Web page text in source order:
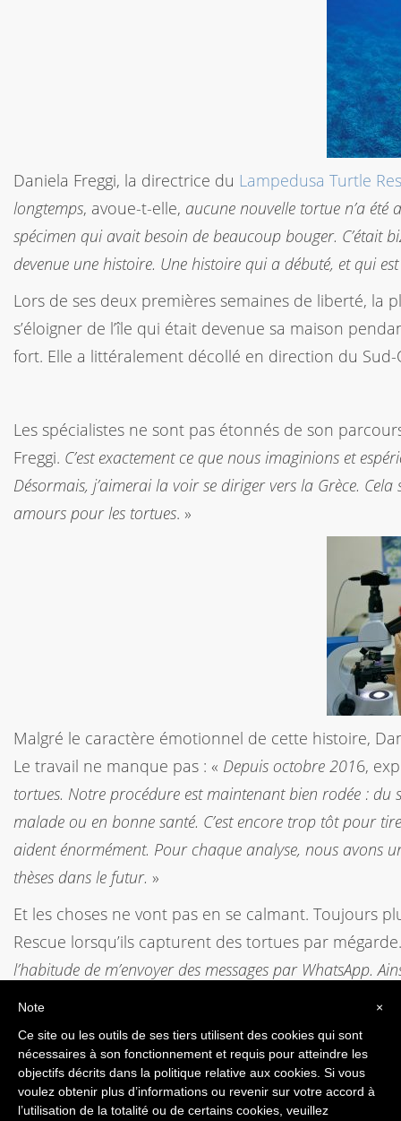
Daniela Freggi, la directrice du Lampedusa Turtle
longtemps, avoue-t-elle, aucune nouvelle tortue n’a été
spécimen qui avait besoin de beaucoup bouger. C’était
devenue une histoire. Une histoire qui a débuté, et qui
Lors de ses deux premières semaines de liberté, la
s’éloigner de l’île qui était devenue sa maison
fort. Elle a littéralement décollé en direction du
Les spécialistes ne sont pas étonnés de son
Freggi. C’est exactement ce que nous imaginions et
Désormais, j’aimerai la voir se diriger vers la Grèce.
amours pour les tortues. »
Malgré le caractère émotionnel de cette histoire,
Le travail ne manque pas : « Depuis octobre 2016,
tortues. Notre procédure est maintenant bien rodée : du
malade ou en bonne santé. C’est encore trop tôt pour
aident énormément. Pour chaque analyse, nous avons
thèses dans le futur. »
Et les choses ne vont pas en se calmant. Toujours
Rescue lorsqu’ils capturent des tortues par
l’habitude de m’envoyer des messages par WhatsApp.
photos je peux estimer à l’avance leur taille et état de
pêcheurs et nous.
»
ARTICLE PRÉCÉDENT ARTICLE SUIVANT
×
Note
Ce site ou les outils de ses tiers utilisent des cookies qui sont
nécessaires à son fonctionnement et requis pour atteindre les
objectifs décrits dans la politique relative aux cookies. Si vous
voulez obtenir plus d’informations ou revenir sur votre accord à
l’utilisation de la totalité ou de certains cookies, veuillez